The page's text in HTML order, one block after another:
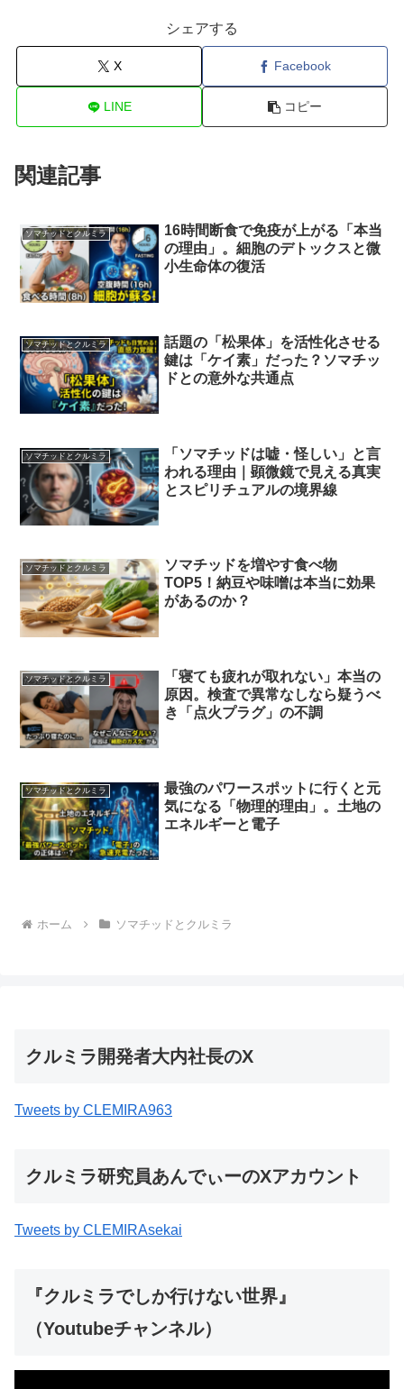
シェアする
X Facebook
LINE コピー
関連記事
ソマチッドとクルミラ
16時間断食で免疫が上がる「本当
の理由」。細胞のデトックスと微
小生命体の復活
ソマチッドとクルミラ
話題の「松果体」を活性化させる
鍵は「ケイ素」だった？ソマチッ
ドとの意外な共通点
ソマチッドとクルミラ
「ソマチッドは嘘・怪しい」と言
われる理由｜顕微鏡で見える真実
とスピリチュアルの境界線
ソマチッドとクルミラ
ソマチッドを増やす食べ物
TOP5！納豆や味噌は本当に効果
があるのか？
ソマチッドとクルミラ
「寝ても疲れが取れない」本当の
原因。検査で異常なしなら疑うべ
き「点火プラグ」の不調
ソマチッドとクルミラ
最強のパワースポットに行くと元
気になる「物理的理由」。土地の
エネルギーと電子
ホーム ソマチッドとクルミラ
クルミラ開発者大内社長のX
Tweets by CLEMIRA963
クルミラ研究員あんでぃーのXアカウント
Tweets by CLEMIRAsekai
『クルミラでしか行けない世界』
（Youtubeチャンネル）